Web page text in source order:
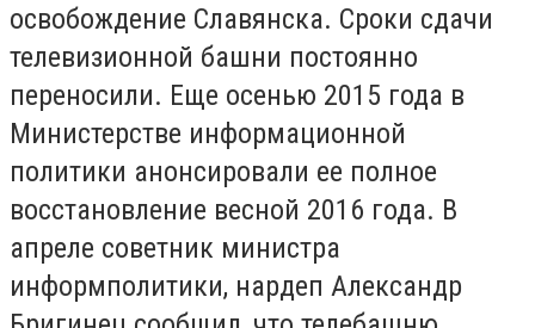
освобождение Славянска. Сроки сдачи
телевизионной башни постоянно
переносили. Еще осенью 2015 года в
Министерстве информационной
политики анонсировали ее полное
восстановление весной 2016 года. В
апреле советник министра
информполитики, нардеп Александр